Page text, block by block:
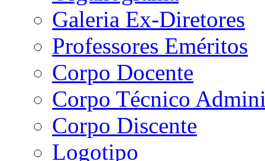
Galeria Ex-Diretores
Professores Eméritos
Corpo Docente
Corpo Técnico
Corpo Discente
Logotipo